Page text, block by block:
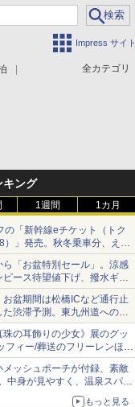
Impress サイト
全カテゴリ
キング
1週間 1カ月
の「新幹線eチケット（トク
）」発売。秋冬乗車分、えき
「お盆特別セール」。涼感
ピース待望値下げ、撥水ギア
に
お盆期間は松橋ICなど通行止
渋滞予測。東九州道への迂
施
の耳飾りの少女》展のグッ
フィー/葬送のフリーレンほ
コラボが実現
メッシュポーチが付録、素敵
中身が見やすく、温泉スパに
もっと見る